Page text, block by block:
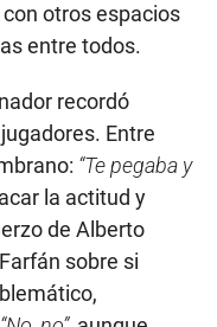
otros espacios
entre todos.
recordó
Entre
“Te pegaba y
la actitud y
de Alberto
sobre si